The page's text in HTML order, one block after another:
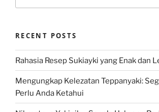
RECENT POSTS
Rahasia Resep Sukiayki yang Enak dan
Mengungkap Kelezatan Teppanyaki:
Perlu Anda Ketahui